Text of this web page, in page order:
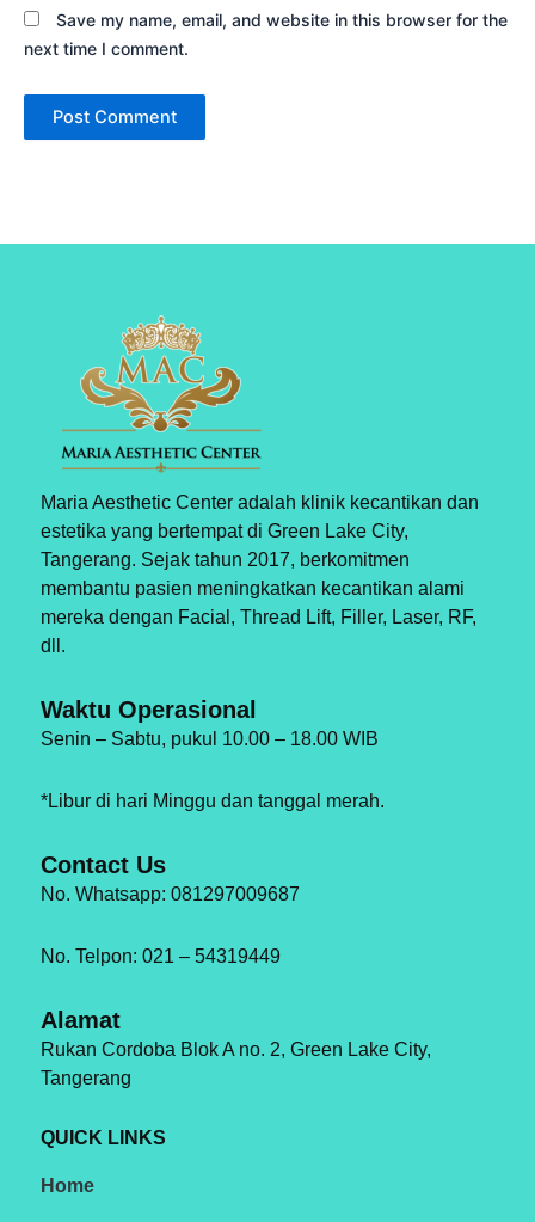
Save my name, email, and website in this browser for the
next time I comment.
Maria Aesthetic Center adalah klinik kecantikan dan
estetika yang bertempat di Green Lake City,
Tangerang. Sejak tahun 2017, berkomitmen
membantu pasien meningkatkan kecantikan alami
mereka dengan Facial, Thread Lift, Filler, Laser, RF,
dll.
Waktu Operasional
Senin – Sabtu, pukul 10.00 – 18.00 WIB
*Libur di hari Minggu dan tanggal merah.
Contact Us
No. Whatsapp: 081297009687
No. Telpon: 021 – 54319449
Alamat
Rukan Cordoba Blok A no. 2, Green Lake City,
Tangerang
QUICK LINKS
Home